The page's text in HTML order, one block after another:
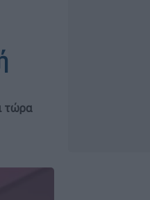
τώρα